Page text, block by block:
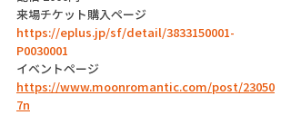
来場チケット購入ページ
https://eplus.jp/sf/detail/3833150001-
P0030001
イベントページ
https://www.moonromantic.com/post/23050
7n